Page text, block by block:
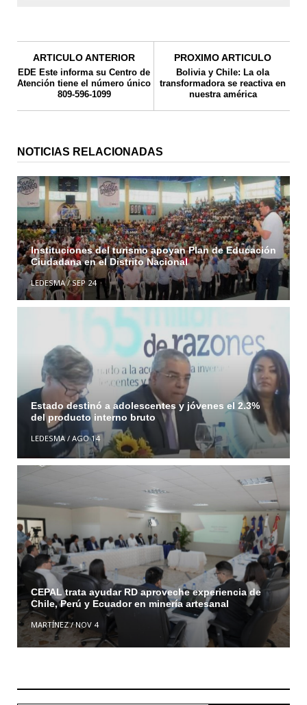
ARTICULO ANTERIOR
EDE Este informa su Centro de
Atención tiene el número único
809-596-1099
PROXIMO ARTICULO
Bolivia y Chile: La ola
transformadora se reactiva en
nuestra américa
NOTICIAS RELACIONADAS
Instituciones del turismo apoyan Plan de Educación
Ciudadana en el Distrito Nacional
LEDESMA/SEP 24
Estado destinó a adolescentes y jóvenes el 2.3%
del producto interno bruto
LEDESMA/ AGO 14
CEPAL trata ayudar RD aproveche experiencia de
Chile, Perú y Ecuador en minería artesanal
MARTÍNEZ/NOV 4